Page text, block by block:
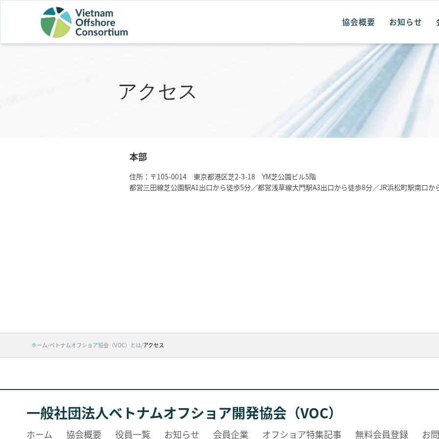
協会概要 お知らせ
アクセス
本部
住所：​〒105-0014 東京都港区芝2-3-18 YM芝公園ビル5階
都営三田線芝公園駅A1出口から徒歩5分／都営浅草線大門駅A3出口から徒歩8分／JR浜松町駅南口か
ホーム/ベトナムオフショア協会（VOC）とは/アクセス
一般社団法人ベトナムオフショア開発協会（VOC）
ホーム 協会概要 役員一覧 お知らせ 会員企業 オフショア特集記事 無料会員登録 お